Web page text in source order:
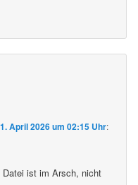
April 2026 um 02:15 Uhr:
ist im Arsch, nicht